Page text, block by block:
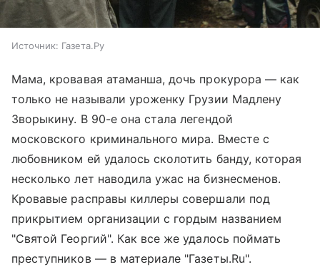
Источник: Газета.Ру
Мама, кровавая атаманша, дочь прокурора — как
только не называли уроженку Грузии Мадлену
Зворыкину. В 90-е она стала легендой
московского криминального мира. Вместе с
любовником ей удалось сколотить банду, которая
несколько лет наводила ужас на бизнесменов.
Кровавые расправы киллеры совершали под
прикрытием организации с гордым названием
"Святой Георгий". Как все же удалось поймать
преступников — в материале "Газеты.Ru".